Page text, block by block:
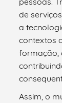
de
a
contextos
formação,
Assim, o